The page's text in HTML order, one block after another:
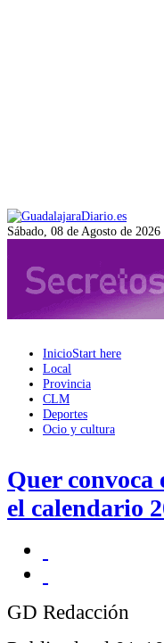
Sábado, 08 de Agosto de 2026
InicioStart here
Local
Provincia
CLM
Deportes
Ocio y cultura
Quer
el calendario
GD Redacción